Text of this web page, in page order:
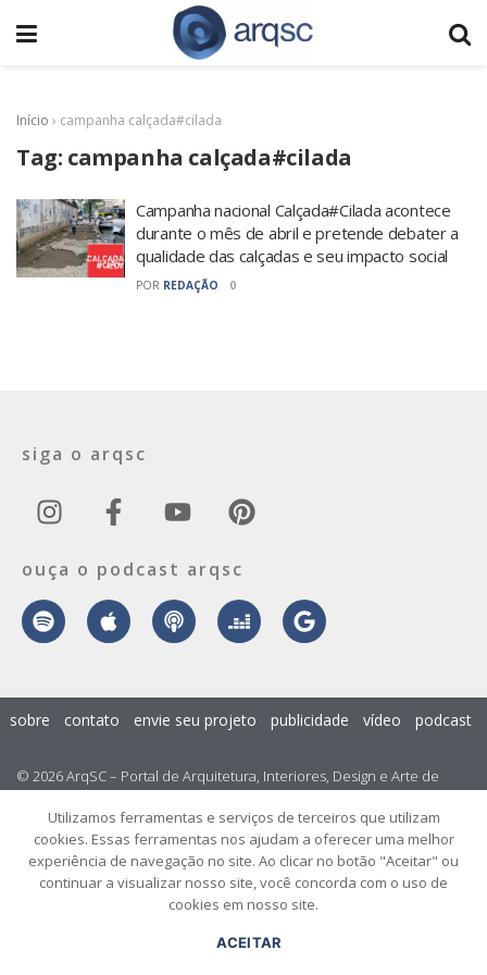
Início › campanha calçada#cilada
Tag: campanha calçada#cilada
Campanha nacional Calçada#Cilada acontece
durante o mês de abril e pretende debater a
qualidade das calçadas e seu impacto social
POR REDAÇÃO 0
siga o arqsc
ouça o podcast arqsc
© 2026 ArqSC – Portal de Arquitetura, Interiores, Design e Arte de
sobre contato envie seu projeto publicidade vídeo podcast
Utilizamos ferramentas e serviços de terceiros que utilizam
cookies. Essas ferramentas nos ajudam a oferecer uma melhor
experiência de navegação no site. Ao clicar no botão "Aceitar" ou
continuar a visualizar nosso site, você concorda com o uso de
cookies em nosso site.
ACEITAR